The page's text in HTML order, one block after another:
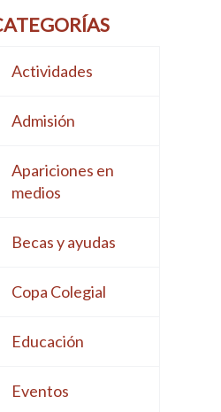
Actividades
Admisión
Apariciones en
medios
Becas y ayudas
Copa Colegial
Educación
Eventos